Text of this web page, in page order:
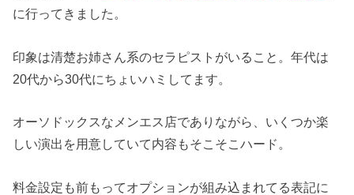
に行ってきました。
印象は清楚お姉さん系のセラピストがいること。年代は
20代から30代にちょいハミしてます。
オーソドックスなメンエス店でありながら、いくつか楽
しい演出を用意していて内容もそこそこハード。
料金設定も前もってオプションが組み込まれてる表記に